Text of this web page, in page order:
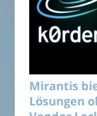
Mirantis
Lösungen